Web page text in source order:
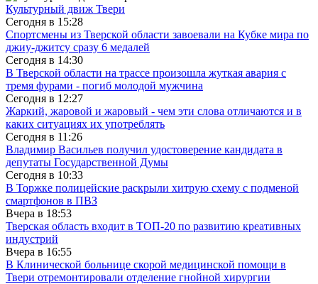
Культурный движ Твери
Сегодня в 15:28
Спортсмены из Тверской области завоевали на Кубке мира по
джиу-джитсу сразу 6 медалей
Сегодня в 14:30
В Тверской области на трассе произошла жуткая авария с
тремя фурами - погиб молодой мужчина
Сегодня в 12:27
Жаркий, жаровой и жаровый - чем эти слова отличаются и в
каких ситуациях их употреблять
Сегодня в 11:26
Владимир Васильев получил удостоверение кандидата в
депутаты Государственной Думы
Сегодня в 10:33
В Торжке полицейские раскрыли хитрую схему с подменой
смартфонов в ПВЗ
Вчера в 18:53
Тверская область входит в ТОП-20 по развитию креативных
индустрий
Вчера в 16:55
В Клинической больнице скорой медицинской помощи в
Твери отремонтировали отделение гнойной хирургии